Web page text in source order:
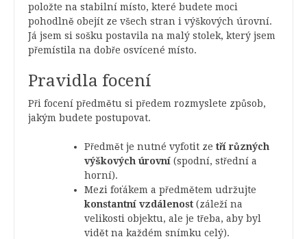
položte na stabilní místo, které budete moci
pohodlně obejít ze všech stran i výškových úrovní.
Já jsem si sošku postavila na malý stolek, který jsem
přemístila na dobře osvícené místo.
Pravidla focení
Při focení předmětu si předem rozmyslete způsob,
jakým budete postupovat.
Předmět je nutné vyfotit ze tří různých
výškových úrovní (spodní, střední a
horní).
Mezi foťákem a předmětem udržujte
konstantní vzdálenost (záleží na
velikosti objektu, ale je třeba, aby byl
vidět na každém snímku celý).